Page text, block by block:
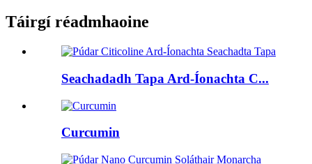
Táirgí réadmhaoine
Seachadadh Tapa Ard-Íonachta C...
Curcumin